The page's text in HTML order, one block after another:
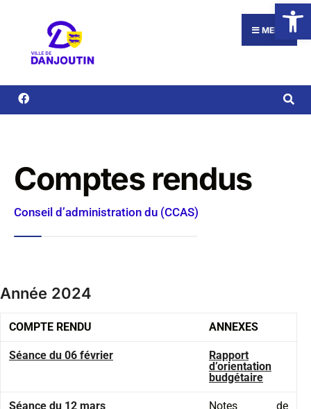
Ouvrir
MENU
Comptes rendus
Conseil d’administration du (CCAS)
Année 2024
COMPTE RENDU ANNEXES
Séance du 06 février
Rapport
d’orientation
budgétaire
Séance du 12 mars
Notes de